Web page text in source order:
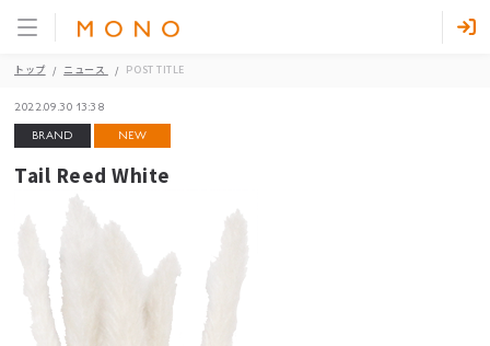
トップ ニュース POST TITLE
2022.09.30 13:38
BRAND NEW
Tail Reed White